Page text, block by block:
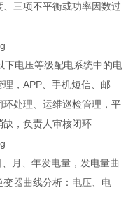
三项不平衡或功率因数过
下电压等级配电系统中的电
，APP、手机短信、邮
处理、运维巡检管理，平
，负责人审核闭环
月、年发电量，发电量曲
器曲线分析：电压、电